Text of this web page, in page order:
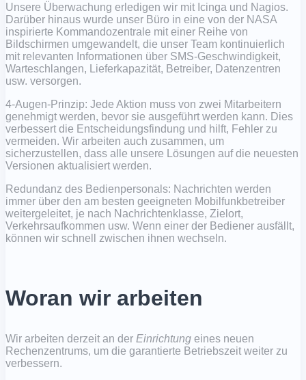
Unsere Überwachung erledigen wir mit Icinga und Nagios.
Darüber hinaus wurde unser Büro in eine von der NASA
inspirierte Kommandozentrale mit einer Reihe von
Bildschirmen umgewandelt, die unser Team kontinuierlich
mit relevanten Informationen über SMS-Geschwindigkeit,
Warteschlangen, Lieferkapazität, Betreiber, Datenzentren
usw. versorgen.
4-Augen-Prinzip: Jede Aktion muss von zwei Mitarbeitern
genehmigt werden, bevor sie ausgeführt werden kann. Dies
verbessert die Entscheidungsfindung und hilft, Fehler zu
vermeiden. Wir arbeiten auch zusammen, um
sicherzustellen, dass alle unsere Lösungen auf die neuesten
Versionen aktualisiert werden.
Redundanz des Bedienpersonals: Nachrichten werden
immer über den am besten geeigneten Mobilfunkbetreiber
weitergeleitet, je nach Nachrichtenklasse, Zielort,
Verkehrsaufkommen usw. Wenn einer der Bediener ausfällt,
können wir schnell zwischen ihnen wechseln.
Woran wir arbeiten
Wir arbeiten derzeit an der Einrichtung eines neuen
Rechenzentrums, um die garantierte Betriebszeit weiter zu
verbessern.